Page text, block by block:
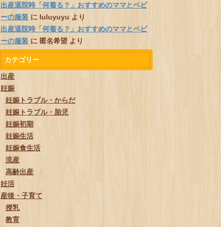
出産退院時「何着る？」おすすめのママとベビ
ーの服装 に luluyuyu より
出産退院時「何着る？」おすすめのママとベビ
ーの服装 に 匿名希望 より
カテゴリー
出産
妊娠
妊娠トラブル・からだ
妊娠トラブル・胎児
妊娠初期
妊娠生活
妊娠食生活
流産
高齢出産
妊活
産後・子育て
授乳
教育